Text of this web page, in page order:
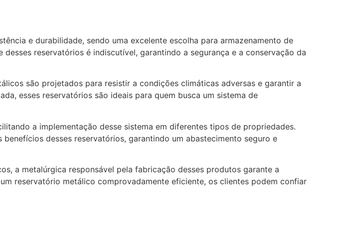
e durabilidade, sendo uma excelente escolha para armazenamento de
reservatórios é indiscutível, garantindo a segurança e a conservação da
são projetados para resistir a condições climáticas adversas e garantir a
esses reservatórios são ideais para quem busca um sistema de
a implementação desse sistema em diferentes tipos de propriedades.
desses reservatórios, garantindo um abastecimento seguro e
a metalúrgica responsável pela fabricação desses produtos garante a
reservatório metálico comprovadamente eficiente, os clientes podem confiar